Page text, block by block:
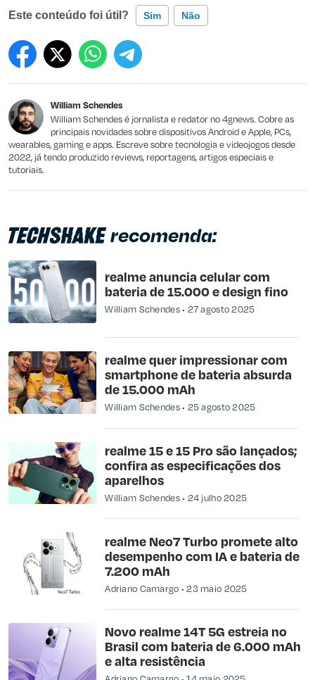
Este conteúdo foi útil? Sim Não
Este conteúdo contém informação incorreta
Outro
William Schendes
William Schendes é jornalista e redator no 4gnews. Cobre as
principais novidades sobre dispositivos Android e Apple, PCs,
wearables, gaming e apps. Escreve sobre tecnologia e videojogos desde
2022, já tendo produzido reviews, reportagens, artigos especiais e
tutoriais.
recomenda:
realme anuncia celular com
bateria de 15.000 e design fino
William Schendes 27 agosto 2025
realme quer impressionar com
smartphone de bateria absurda
de 15.000 mAh
William Schendes 25 agosto 2025
realme 15 e 15 Pro são lançados;
confira as especificações dos
aparelhos
William Schendes 24 julho 2025
realme Neo7 Turbo promete alto
desempenho com IA e bateria de
7.200 mAh
Adriano Camargo 23 maio 2025
Novo realme 14T 5G estreia no
Brasil com bateria de 6.000 mAh
e alta resistência